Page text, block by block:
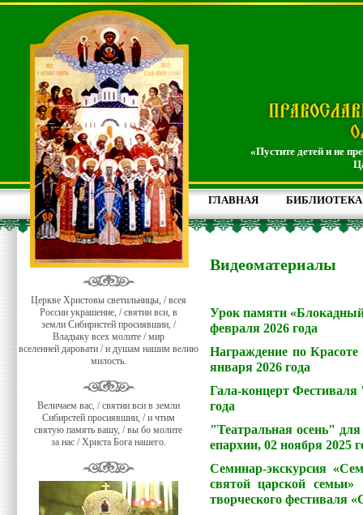
«Пустите детей и не
ГЛАВНАЯ БИБЛИОТЕКА
Церкве Христовы светильницы, / всея
России украшение, / святии вси, в
земли Сибиристей просиявшии, /
Владыку всех молите / мир
вселенней даровати / и душам нашим велию
милость.
Величаем вас, / святии вси в земли
Сибирстей просиявшии, / и чтим
святую память вашу, / вы бо молите
за нас / Христа Бога нашего.
Видеоматериалы
Урок памяти
февраля 2026 года
Награждение по
января 2026 года
Гала-концерт
года
"Театральная осень"
епархии, 02 ноября 2025
Семинар-экскурсия
святой царской
творческого